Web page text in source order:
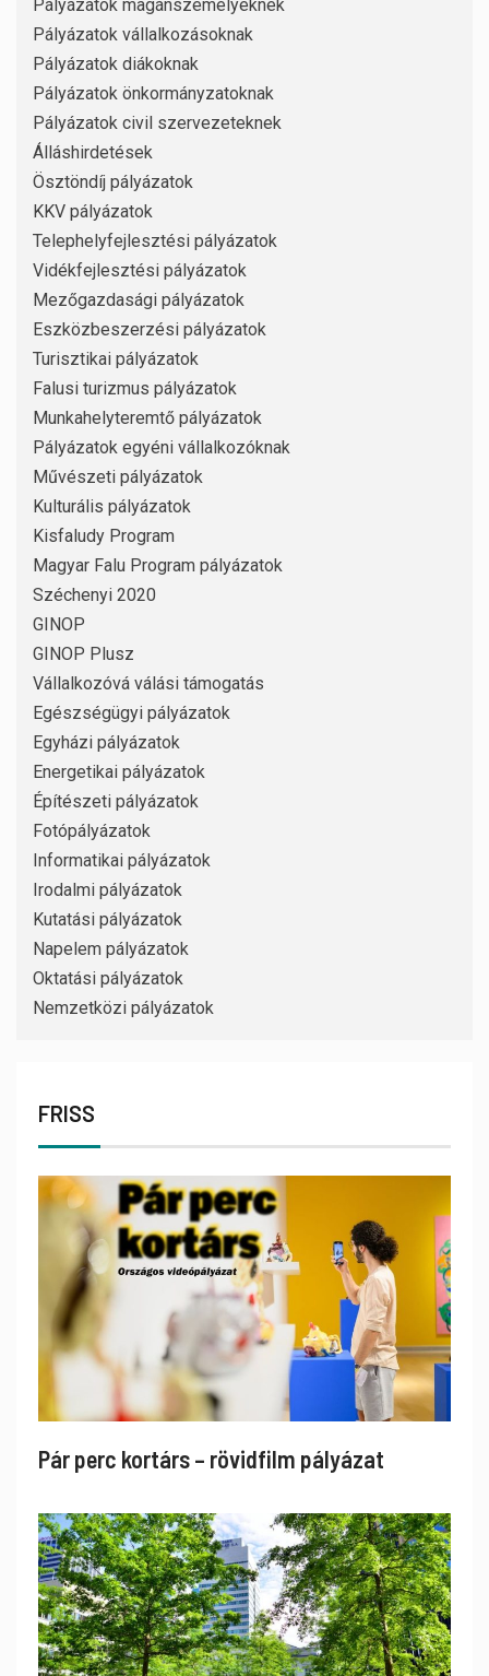
Pályázatok magánszemélyeknek
Pályázatok vállalkozásoknak
Pályázatok diákoknak
Pályázatok önkormányzatoknak
Pályázatok civil szervezeteknek
Álláshirdetések
Ösztöndíj pályázatok
KKV pályázatok
Telephelyfejlesztési pályázatok
Vidékfejlesztési pályázatok
Mezőgazdasági pályázatok
Eszközbeszerzési pályázatok
Turisztikai pályázatok
Falusi turizmus pályázatok
Munkahelyteremtő pályázatok
Pályázatok egyéni vállalkozóknak
Művészeti pályázatok
Kulturális pályázatok
Kisfaludy Program
Magyar Falu Program pályázatok
Széchenyi 2020
GINOP
GINOP Plusz
Vállalkozóvá válási támogatás
Egészségügyi pályázatok
Egyházi pályázatok
Energetikai pályázatok
Építészeti pályázatok
Fotópályázatok
Informatikai pályázatok
Irodalmi pályázatok
Kutatási pályázatok
Napelem pályázatok
Oktatási pályázatok
Nemzetközi pályázatok
FRISS
Pár perc kortárs – rövidfilm pályázat